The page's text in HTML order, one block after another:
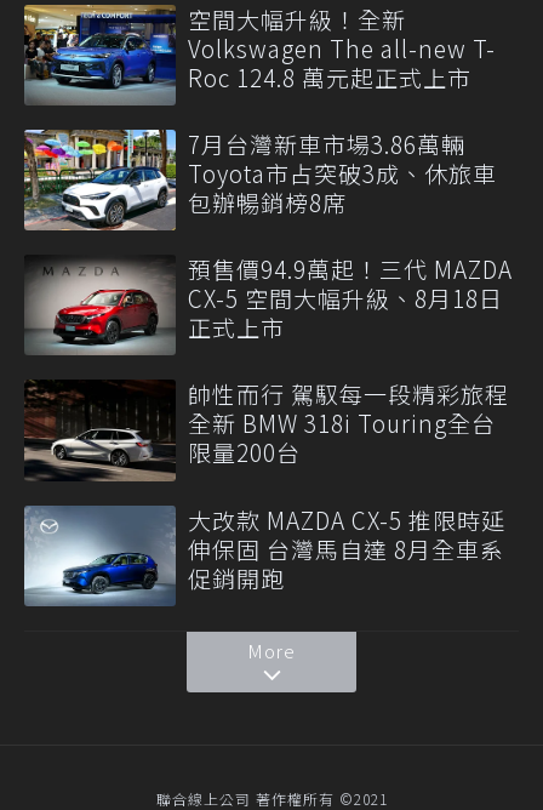
空間大幅升級！全新
Volkswagen The all-new T-
Roc 124.8 萬元起正式上市
7月台灣新車市場3.86萬輛
Toyota市占突破3成、休旅車
包辦暢銷榜8席
預售價94.9萬起！三代 MAZDA
CX-5 空間大幅升級、8月18日
正式上市
帥性而行 駕馭每一段精彩旅程
全新 BMW 318i Touring全台
限量200台
大改款 MAZDA CX-5 推限時延
伸保固 台灣馬自達 8月全車系
促銷開跑
More
聯合線上公司 著作權所有 ©2021